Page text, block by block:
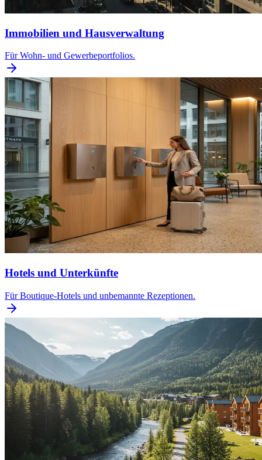
Immobilien und Hausverwaltung
Für Wohn- und Gewerbeportfolios.
Hotels und Unterkünfte
Für Boutique-Hotels und unbemannte Rezeptionen.